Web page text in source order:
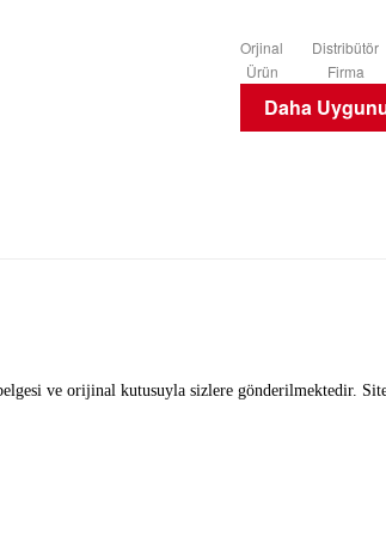
Orjinal
Ürün
Distribütör
Firma
Daha
ve orijinal kutusuyla sizlere gönderilmektedir.